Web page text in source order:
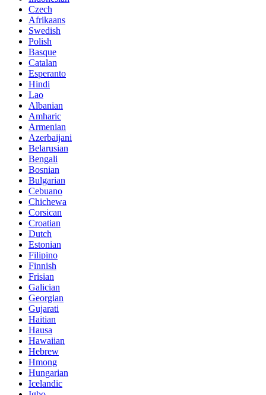
Czech
Afrikaans
Swedish
Polish
Basque
Catalan
Esperanto
Hindi
Lao
Albanian
Amharic
Armenian
Azerbaijani
Belarusian
Bengali
Bosnian
Bulgarian
Cebuano
Chichewa
Corsican
Croatian
Dutch
Estonian
Filipino
Finnish
Frisian
Galician
Georgian
Gujarati
Haitian
Hausa
Hawaiian
Hebrew
Hmong
Hungarian
Icelandic